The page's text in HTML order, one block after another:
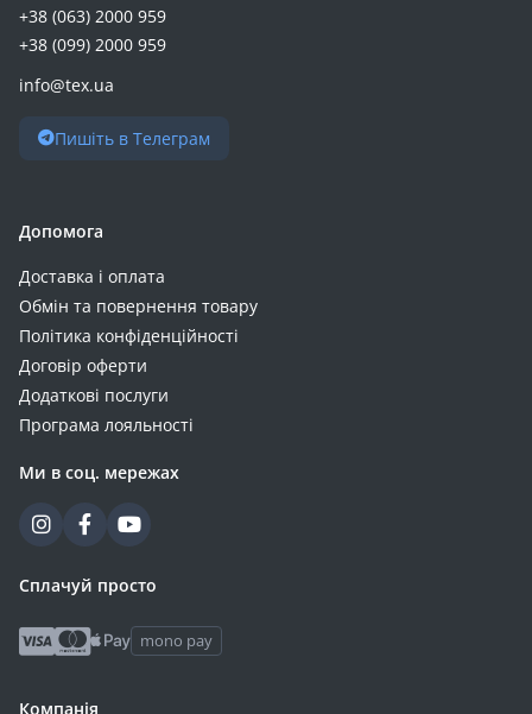
+38 (063) 2000 959
+38 (099) 2000 959
info@tex.ua
Пишіть в Телеграм
Допомога
Доставка і оплата
Обмін та повернення товару
Політика конфіденційності
Договір оферти
Додаткові послуги
Програма лояльності
Ми в соц. мережах
Сплачуй просто
mono pay
Компанія